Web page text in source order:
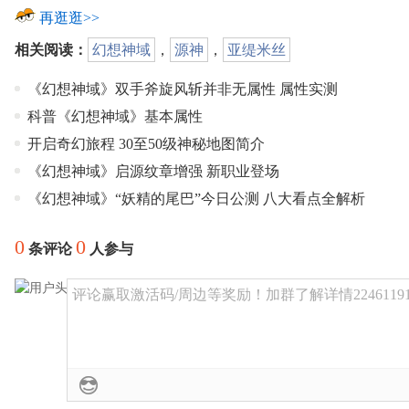
再逛逛>>
相关阅读： 幻想神域 ， 源神 ， 亚缇米丝
《幻想神域》双手斧旋风斩并非无属性 属性实测
科普《幻想神域》基本属性
开启奇幻旅程 30至50级神秘地图简介
《幻想神域》启源纹章增强 新职业登场
《幻想神域》“妖精的尾巴”今日公测 八大看点全解析
0 条评论0 人参与
评论赢取激活码/周边等奖励！加群了解详情